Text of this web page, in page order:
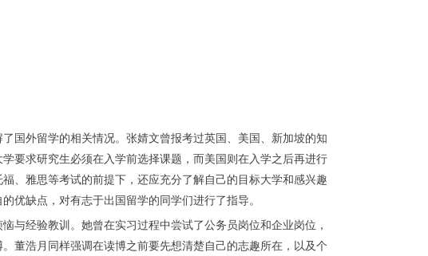
国外留学的相关情况。张婧文曾报考过英国、美国、新加坡的知
要求研究生必须在入学前选择课题，而美国则在入学之后再进行
、雅思等考试的前提下，还应充分了解自己的目标大学和感兴趣
优缺点，对有志于出国留学的同学们进行了指导。
与经验教训。她曾在实习过程中尝试了公务员岗位和企业岗位，
董浩月同样强调在读博之前要先想清楚自己的志趣所在，以及个